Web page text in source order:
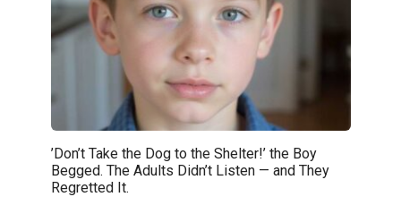
’Don’t Take the Dog to the Shelter!’ the Boy
Begged. The Adults Didn’t Listen — and They
Regretted It.